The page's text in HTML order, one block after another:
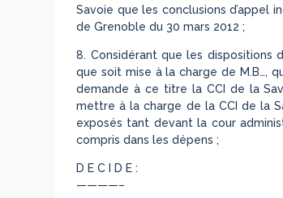
Savoie que les conclusions d’appel
de Grenoble du 30 mars 2012 ;
8. Considérant que les dispositions
que soit mise à la charge de M.B…,
demande à ce titre la CCI de la
mettre à la charge de la CCI de la
exposés tant devant la cour
compris dans les dépens ;
D E C I D E :
————–